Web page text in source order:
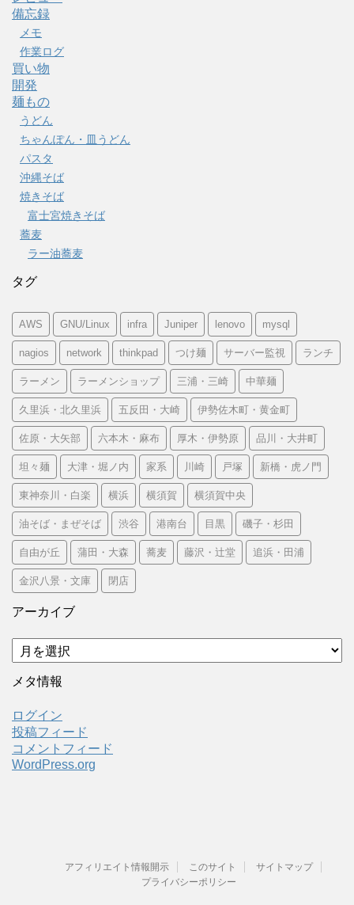
備忘録
メモ
作業ログ
買い物
開発
麺もの
うどん
ちゃんぽん・皿うどん
パスタ
沖縄そば
焼きそば
富士宮焼きそば
蕎麦
ラー油蕎麦
タグ
AWS GNU/Linux infra Juniper lenovo mysql
nagios network thinkpad つけ麺 サーバー監視 ランチ
ラーメン ラーメンショップ 三浦・三崎 中華麺
久里浜・北久里浜 五反田・大崎 伊勢佐木町・黄金町
佐原・大矢部 六本木・麻布 厚木・伊勢原 品川・大井町
坦々麺 大津・堀ノ内 家系 川崎 戸塚 新橋・虎ノ門
東神奈川・白楽 横浜 横須賀 横須賀中央
油そば・まぜそば 渋谷 港南台 目黒 磯子・杉田
自由が丘 蒲田・大森 蕎麦 藤沢・辻堂 追浜・田浦
金沢八景・文庫 閉店
アーカイブ
ア
ー
カ
ブ
メタ情報
ログイン
投稿フィード
コメントフィード
WordPress.org
アフィリエイト情報開示 このサイト
サイトマップ
プライバシーポリシー